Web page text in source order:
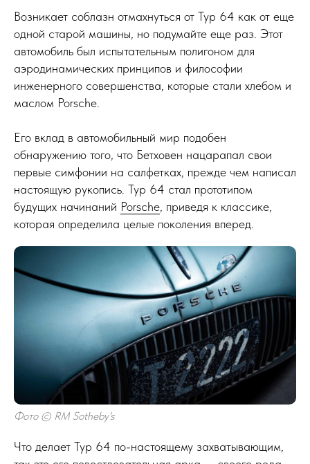
Возникает соблазн отмахнуться от Typ 64 как от еще
одной старой машины, но подумайте еще раз. Этот
автомобиль был испытательным полигоном для
аэродинамических принципов и философии
инженерного совершенства, которые стали хлебом и
маслом Porsche.
Его вклад в автомобильный мир подобен
обнаружению того, что Бетховен нацарапал свои
первые симфонии на салфетках, прежде чем написал
настоящую рукопись. Typ 64 стал прототипом
будущих начинаний Porsche, приведя к классике,
которая определила целые поколения вперед.
Фото © RM Sotheby's
Что делает Typ 64 по-настоящему захватывающим,